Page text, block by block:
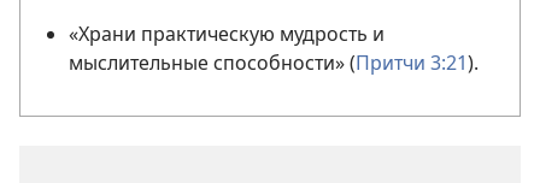
«Храни практическую мудрость и
мыслительные способности» (Притчи 3:21).